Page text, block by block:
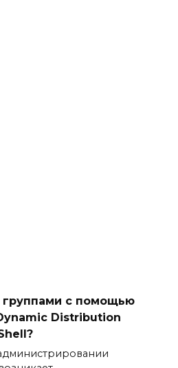
группами с помощью
Distribution